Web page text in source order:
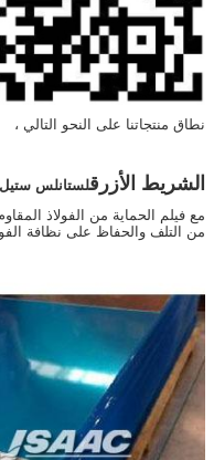
نطاق منتجاتنا على النحو التالي ،
الشريط الأزرقلستانلس ستيل
مع فيلم الحماية من الفولاذ
من التلف والحفاظ على نظافة